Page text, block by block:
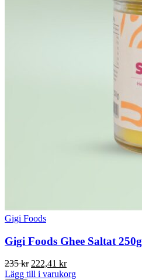
Gigi Foods
Gigi Foods Ghee Saltat 250g
235kr Det
ursprungliga
222,41 krDet
nuvarande
Lägg till i varukorg